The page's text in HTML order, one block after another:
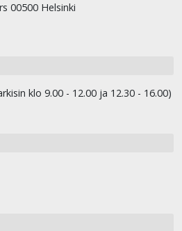
00500 Helsinki
klo 9.00 - 12.00 ja 12.30 - 16.00)